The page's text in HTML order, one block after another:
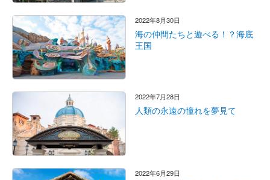
2022年8月30日
海の仲間たちと遊べる！？海底
王国
2022年7月28日
人類の永遠の憧れを夢見て
2022年6月29日